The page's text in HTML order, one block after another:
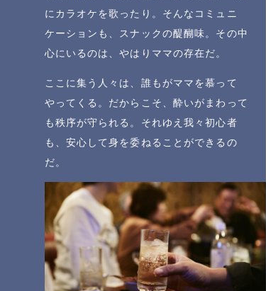
にカラオケを歌ったり。そんなコミュニ
ケーションも、スナックの醍醐味。その中
心にいるのは、やはりママの存在だ。
ここに集う人々は、誰もがママを慕って
やってくる。だからこそ、酔いがまわって
も秩序が守られる。それゆえ我々初心者
も、安心して身を委ねることができるの
だ。